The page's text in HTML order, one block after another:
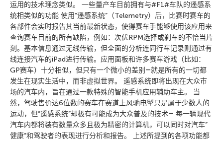
运用的技术理念类似。 一些量产车目前拥有与#F1#车队的遥感系
统相类似的功能 使用”遥感系统”（Telemetry）后，比赛时赛车的
各部件会实时报告其当前最新状态，使得赛车手能够使用该应用来
查询赛车目前的所有缺陷，例如：次优RPM选择或刹车的不恰当片
刻。基本信息通过无线传输，但全面的分析连同行车记录则通过有
线连接汽车的iPad进行传输。应用面板和许多赛车游戏（比如：
GP赛车）十分相似，但只有一个微小的差别―就是所有的一切都
发生在现实生活中，而非虚拟世界。 遥感系统即将出现在大众市
场的汽车内，旨在通过一款特殊的智能手机应用辅助车主。 当
然，驾驶售价达6位数的赛车在赛道上风驰电掣只是属于少数人的
运动，但”遥感系统”却极有可能成为大众普及的技术― 每一辆现代
汽车内都将装有数量众多且极为精密的计算机，可以同时对汽车”
健康”和驾驶者的表现进行分析和报告。 上述所提到的各项功能都